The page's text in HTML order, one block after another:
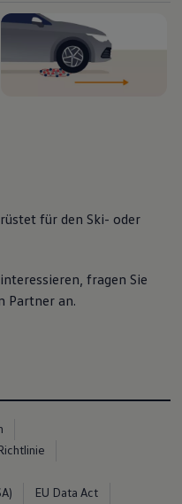
für den Ski- oder
fragen Sie
Partner an.
EU Data Act